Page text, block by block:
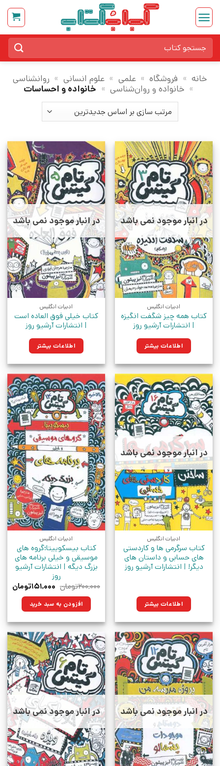
Skip
content
برای:
خانه » فروشگاه » علمی » علوم انسانی » روانشناسی
» خانواده و روان‌شناسی » خانواده و احساسات
در انبار موجود نمی باشد
ادبیات انگلیس
کتاب همه چیز شگفت انگیزه
| انتشارات آرشیو روز
اطلاعات بیشتر
در انبار موجود نمی باشد
ادبیات انگلیس
کتاب خیلی فوق العاده است
| انتشارات آرشیو روز
اطلاعات بیشتر
در انبار موجود نمی باشد
ادبیات انگلیس
کتاب سرگرمی ها و کاردستی
های حسابی و داستان های
دیگر! | انتشارات آرشیو روز
اطلاعات بیشتر
ادبیات انگلیس
کتاب بیسکوییتا؛گروه های
موسیقی و خیلی برنامه های
بزرگ دیگه | انتشارات آرشیو
روز
۲۰۰,۰۰۰تومان قیمت
۲۰۰,۰۰۰تومان
بود.
۱۵۱,۰۰۰تومان
افزودن به سبد خرید
در انبار موجود نمی باشد در انبار موجود نمی باشد